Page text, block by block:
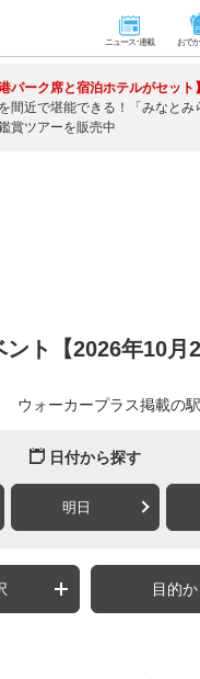
ニュース･連載 おで
港パーク席と宿泊ホテルがセット】
間近で堪能できる！「みなとみ
賞ツアーを販売中
ト【2026年10月
ウォーカープラス掲載の
日付から探す
明日
目的